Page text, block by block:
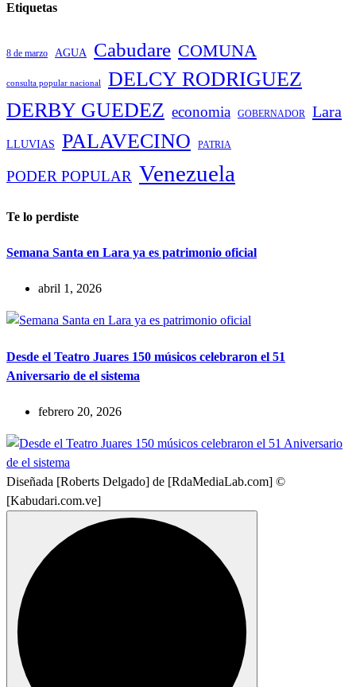
Etiquetas
8 de marzo AGUA Cabudare COMUNA
consulta popular nacional
DELCY RODRIGUEZ
DERBY GUEDEZ economia GOBERNADOR Lara
LLUVIAS PALAVECINO PATRIA
PODER POPULAR Venezuela
Te lo perdiste
Semana Santa en Lara ya es patrimonio oficial
abril 1, 2026
Desde el Teatro Juares 150 músicos celebraron el 51
Aniversario de el sistema
febrero 20, 2026
Diseñada [Roberts Delgado] de [RdaMediaLab.com] ©
[Kabudari.com.ve]